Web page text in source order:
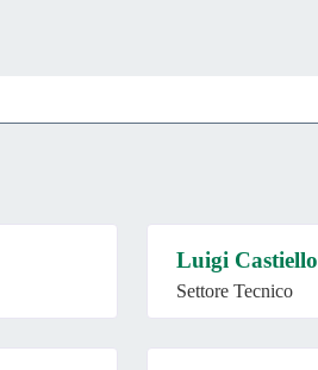
Luigi Castiello
Settore Tecnico